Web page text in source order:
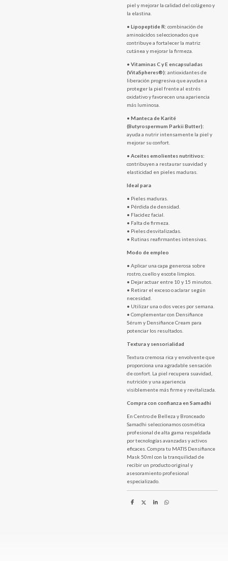
piel y mejorar la calidad del colágeno y
la elastina.
• Lipopeptide R: combinación de
aminoácidos seleccionados que
contribuye a fortalecer la matriz
cutánea y mejorar la firmeza.
• Vitaminas C y E encapsuladas
(VitaSpheres®): antioxidantes de
liberación progresiva que ayudan a
proteger la piel frente al estrés
oxidativo y favorecen una apariencia
más luminosa.
• Manteca de Karité
(Butyrospermum Parkii Butter):
ayuda a nutrir intensamente la piel y
mejorar su confort.
• Aceites emolientes nutritivos:
contribuyen a restaurar suavidad y
elasticidad en pieles maduras.
Ideal para
• Pieles maduras.
• Pérdida de densidad.
• Flacidez facial.
• Falta de firmeza.
• Pieles desvitalizadas.
• Rutinas reafirmantes intensivas.
Modo de empleo
• Aplicar una capa generosa sobre
rostro, cuello y escote limpios.
• Dejar actuar entre 10 y 15 minutos.
• Retirar el exceso o aclarar según
necesidad.
• Utilizar una o dos veces por semana.
• Complementar con Densifiance
Sérum y Densifiance Cream para
potenciar los resultados.
Textura y sensorialidad
Textura cremosa rica y envolvente que
proporciona una agradable sensación
de confort. La piel recupera suavidad,
nutrición y una apariencia
visiblemente más firme y revitalizada.
Compra con confianza en Samadhi
En Centro de Belleza y Bronceado
Samadhi seleccionamos cosmética
profesional de alta gama respaldada
por tecnologías avanzadas y activos
eficaces. Compra tu MATIS Densifiance
Mask 50ml con la tranquilidad de
recibir un producto original y
asesoramiento profesional
especializado.
C
C
C
C